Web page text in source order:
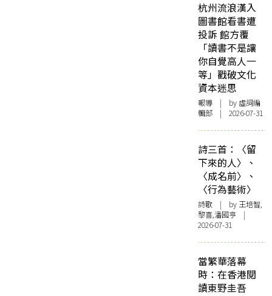
杭州流浪漢入
圖書館看書遭
投訴 館方覆
「讀書不是讓
你自覺高人一
等」戳破文化
資本迷思
報導 | by 虛詞編
輯部 | 2026-07-31
詩三首：〈留
下來的人〉、
〈成名前〉、
〈行為藝術〉
詩歌 | by 王培智,
黎喜,潘國亨 |
2026-07-31
當繁華落幕
時：在香港閱
讀東野圭吾